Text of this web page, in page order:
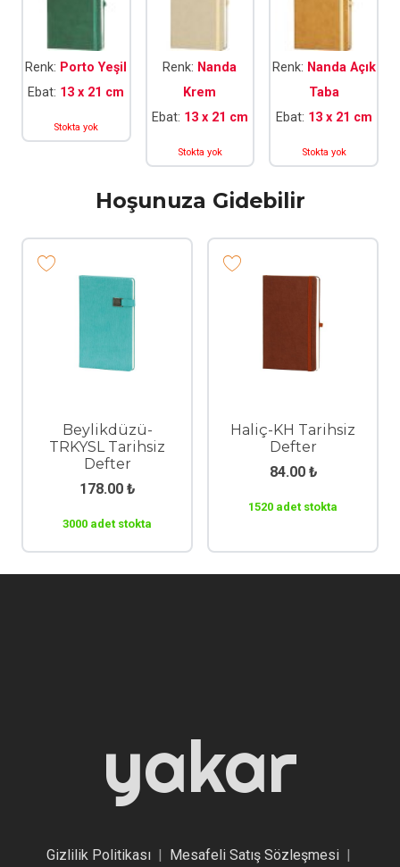
Renk: Porto Yeşil
Ebat: 13 x 21 cm
Stokta yok
Renk: Nanda
Krem
Ebat: 13 x 21 cm
Stokta yok
Renk: Nanda Açık
Taba
Ebat: 13 x 21 cm
Stokta yok
Hoşunuza Gidebilir
Beylikdüzü-
TRKYSL Tarihsiz
Defter
178.00 ₺
3000 adet stokta
Haliç-KH Tarihsiz
Defter
84.00 ₺
1520 adet stokta
yakar
Gizlilik Politikası| Mesafeli Satış Sözleşmesi|